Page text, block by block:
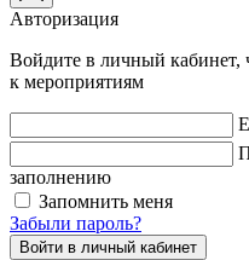
Авторизация
Войдите в личный кабинет,
к мероприятиям
заполнению
Запомнить меня
Забыли пароль?